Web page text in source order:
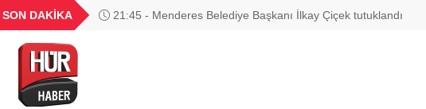
SON DAKİKA 21:45 - Menderes Belediye Başkanı İlkay Çiçek tutuklandı
GEL
18,2373
16,2379
27,9743
0,0018
6.650,42